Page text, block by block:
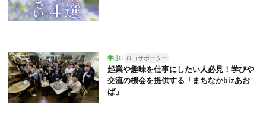
学ぶ ロコサポーター
起業や趣味を仕事にしたい人必見！学びや
交流の機会を提供する「まちなかbizあお
ば」